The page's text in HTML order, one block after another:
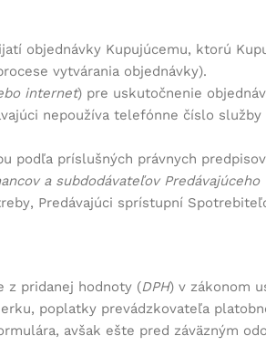
objednávky Kupujúcemu, ktorú
vytvárania objednávky).
internet) pre uskutočnenie
nepoužíva telefónne číslo
podľa príslušných právnych
a subdodávateľov
Predávajúci sprístupní
z pridanej hodnoty (DPH) v zákonom
poplatky prevádzkovateľa
avšak ešte pred záväzným